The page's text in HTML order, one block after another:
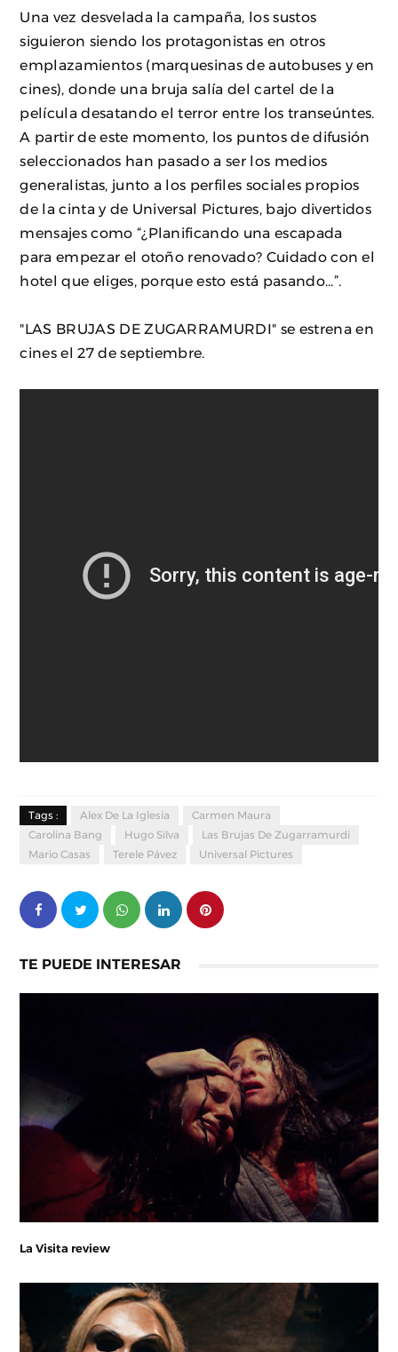
Una vez desvelada la campaña, los sustos
siguieron siendo los protagonistas en otros
emplazamientos (marquesinas de autobuses y en
cines), donde una bruja salía del cartel de la
película desatando el terror entre los transeúntes.
A partir de este momento, los puntos de difusión
seleccionados han pasado a ser los medios
generalistas, junto a los perfiles sociales propios
de la cinta y de Universal Pictures, bajo divertidos
mensajes como “¿Planificando una escapada
para empezar el otoño renovado? Cuidado con el
hotel que eliges, porque esto está pasando...”.
"LAS BRUJAS DE ZUGARRAMURDI" se estrena en
cines el 27 de septiembre.
Tags : Alex De La Iglesia
Carmen Maura
Carolina Bang
Hugo Silva
Las Brujas De Zugarramurdi
Mario Casas
Terele Pávez Universal Pictures
TE PUEDE INTERESAR
La Visita review